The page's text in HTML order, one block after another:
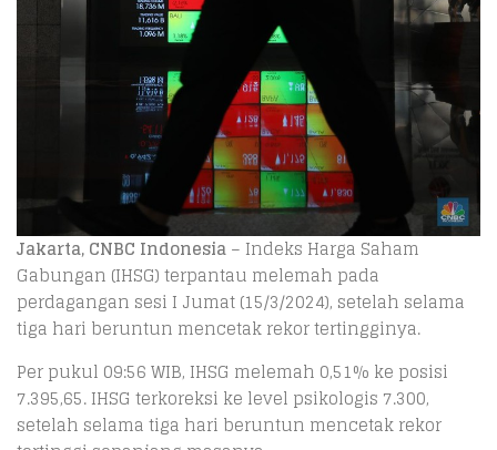
Jakarta, CNBC Indonesia– Indeks Harga Saham
Gabungan (IHSG) terpantau melemah pada
perdagangan sesi I Jumat (15/3/2024), setelah selama
tiga hari beruntun mencetak rekor tertingginya.
Per pukul 09:56 WIB, IHSG melemah 0,51% ke posisi
7.395,65. IHSG terkoreksi ke level psikologis 7.300,
setelah selama tiga hari beruntun mencetak rekor